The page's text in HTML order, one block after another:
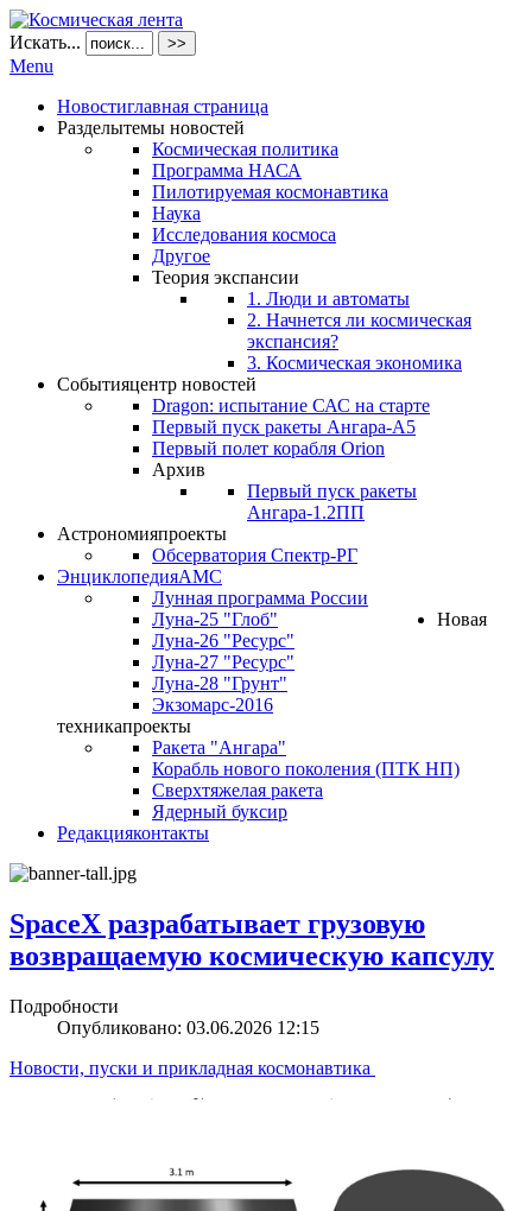
Искать... >>
Menu
Новостиглавная страница
Разделытемы новостей
Космическая политика
Программа НАСА
Пилотируемая космонавтика
Наука
Исследования космоса
Другое
Теория экспансии
1. Люди и автоматы
2. Начнется ли космическая
экспансия?
3. Космическая экономика
Событияцентр новостей
Dragon: испытание САС на старте
Первый пуск ракеты Ангара-А5
Первый полет корабля Orion
Архив
Первый пуск ракеты
Ангара-1.2ПП
Астрономияпроекты
Обсерватория Спектр-РГ
ЭнциклопедияАМС
Лунная программа России
Луна-25 "Глоб"
Луна-26 "Ресурс"
Луна-27 "Ресурс"
Луна-28 "Грунт"
Экзомарс-2016
Новая
техникапроекты
Ракета "Ангара"
Корабль нового поколения (ПТК НП)
Сверхтяжелая ракета
Ядерный буксир
Редакцияконтакты
SpaceX разрабатывает грузовую
возвращаемую космическую капсулу
Подробности
Опубликовано: 03.06.2026 12:15
Новости, пуски и прикладная космонавтика